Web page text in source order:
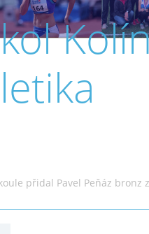
přidal Pavel Peňáz bronz